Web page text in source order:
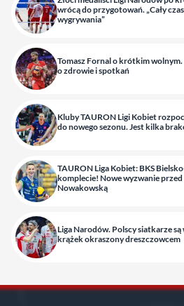
wrócą do przygotowań. „Cały
wygrywania”
Tomasz Fornal o krótkim
o zdrowie i spotkań
Kluby TAURON Ligi Kobiet
do nowego sezonu. Jest kilka
TAURON Liga Kobiet: BKS
komplecie! Nowe wyzwanie
Nowakowską
Liga Narodów. Polscy siatkarze
krążek okraszony dreszczowcem